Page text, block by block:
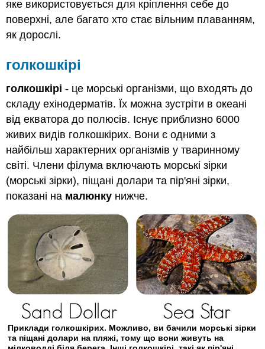
яке використовується для кріплення себе до
поверхні, але багато хто стає вільним плаванням,
як дорослі.
голкошкірі
голкошкірі - це морські організми, що входять до
складу ехінодерматів. Їх можна зустріти в океані
від екватора до полюсів. Існує приблизно 6000
живих видів голкошкірих. Вони є одними з
найбільш характерних організмів у тваринному
світі. Члени філума включають морські зірки
(морські зірки), піщані долари та пір'яні зірки,
показані на малюнку нижче.
Приклади голкошкірих. Можливо, ви бачили морські зірки
та піщані долари на пляжі, тому що вони живуть на